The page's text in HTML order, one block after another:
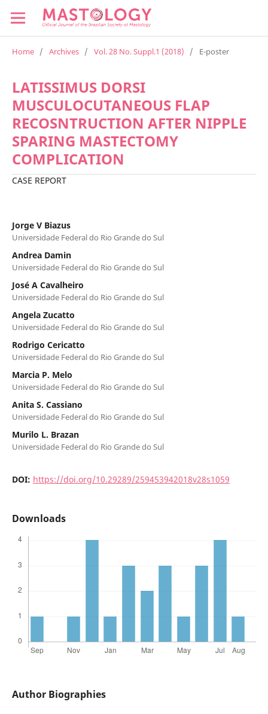
Home / Archives / Vol. 28 No. Suppl.1 (2018) / E-poster
LATISSIMUS DORSI
MUSCULOCUTANEOUS FLAP
RECOSNTRUCTION AFTER NIPPLE
SPARING MASTECTOMY
COMPLICATION
CASE REPORT
Jorge V Biazus
Universidade Federal do Rio Grande do Sul
Andrea Damin
Universidade Federal do Rio Grande do Sul
José A Cavalheiro
Universidade Federal do Rio Grande do Sul
Angela Zucatto
Universidade Federal do Rio Grande do Sul
Rodrigo Cericatto
Universidade Federal do Rio Grande do Sul
Marcia P. Melo
Universidade Federal do Rio Grande do Sul
Anita S. Cassiano
Universidade Federal do Rio Grande do Sul
Murilo L. Brazan
Universidade Federal do Rio Grande do Sul
DOI: https://doi.org/10.29289/259453942018v28s1059
Downloads
Author Biographies